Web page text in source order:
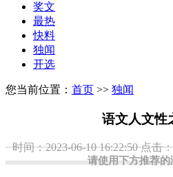
请使用下方推荐的
奖文
最热
快料
独闻
开选
您当前位置： 首页 >> 独闻
语文人文性
时间：2023-06-10 16:22:50点击：